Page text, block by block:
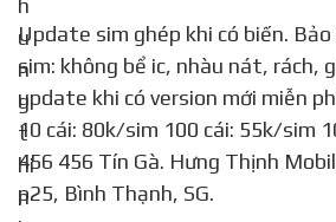
Update sim ghép khi có biến. Bảo hành 3 tháng với
sim: không bể ic, nhàu nát, rách,
update khi có version mới miễn
10 cái: 80k/sim 100 cái: 55k/sim
456 456 Tín Gà. Hưng Thịnh
p25, Bình Thạnh, SG.